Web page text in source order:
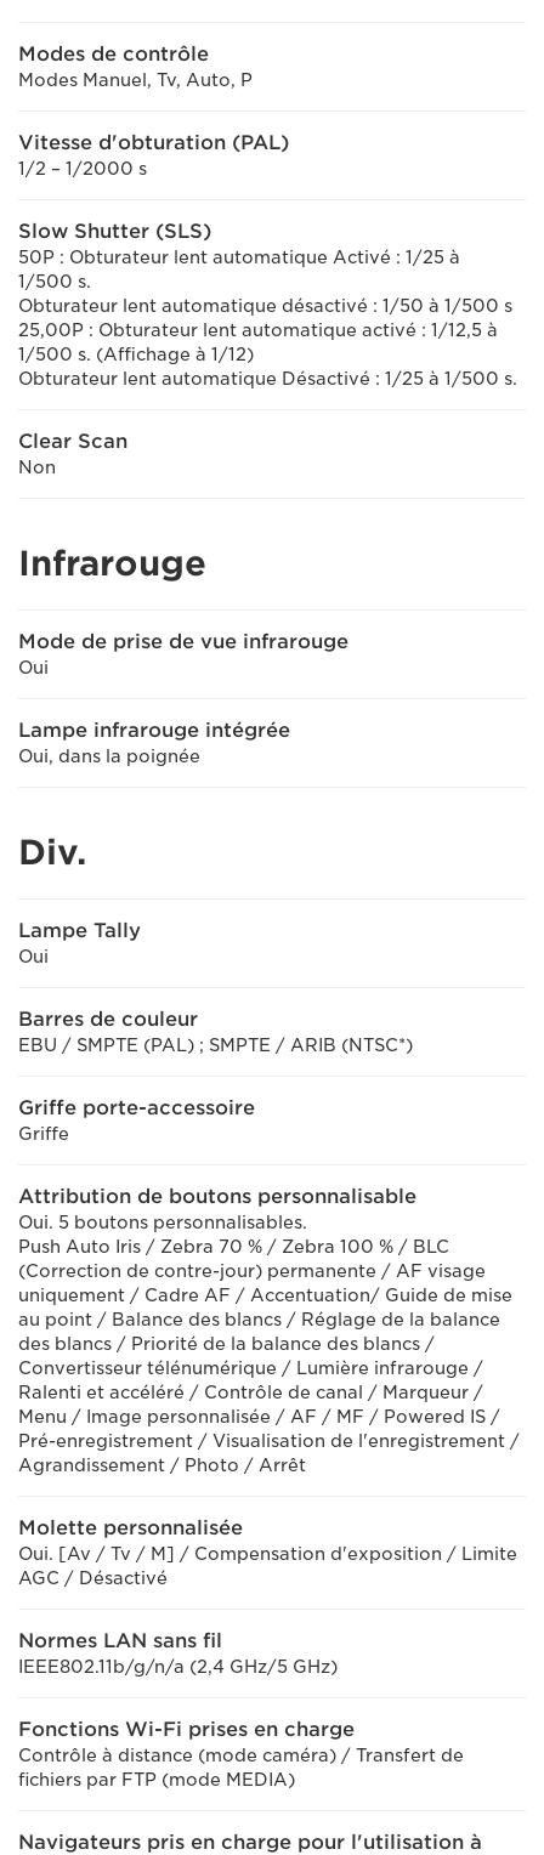
Modes de contrôle
Modes Manuel, Tv, Auto, P
Vitesse d'obturation (PAL)
1/2 – 1/2000 s
Slow Shutter (SLS)
50P : Obturateur lent automatique Activé : 1/25 à
1/500 s.
Obturateur lent automatique désactivé : 1/50 à 1/500 s
25,00P : Obturateur lent automatique activé : 1/12,5 à
1/500 s. (Affichage à 1/12)
Obturateur lent automatique Désactivé : 1/25 à 1/500 s.
Clear Scan
Non
Infrarouge
Mode de prise de vue infrarouge
Oui
Lampe infrarouge intégrée
Oui, dans la poignée
Div.
Lampe Tally
Oui
Barres de couleur
EBU / SMPTE (PAL) ; SMPTE / ARIB (NTSC*)
Griffe porte-accessoire
Griffe
Attribution de boutons personnalisable
Oui. 5 boutons personnalisables.
Push Auto Iris / Zebra 70 % / Zebra 100 % / BLC
(Correction de contre-jour) permanente / AF visage
uniquement / Cadre AF / Accentuation/ Guide de mise
au point / Balance des blancs / Réglage de la balance
des blancs / Priorité de la balance des blancs /
Convertisseur télénumérique / Lumière infrarouge /
Ralenti et accéléré / Contrôle de canal / Marqueur /
Menu / Image personnalisée / AF / MF / Powered IS /
Pré-enregistrement / Visualisation de l'enregistrement /
Agrandissement / Photo / Arrêt
Molette personnalisée
Oui. [Av / Tv / M] / Compensation d'exposition / Limite
AGC / Désactivé
Normes LAN sans fil
IEEE802.11b/g/n/a (2,4 GHz/5 GHz)
Fonctions Wi-Fi prises en charge
Contrôle à distance (mode caméra) / Transfert de
fichiers par FTP (mode MEDIA)
Navigateurs pris en charge pour l'utilisation à